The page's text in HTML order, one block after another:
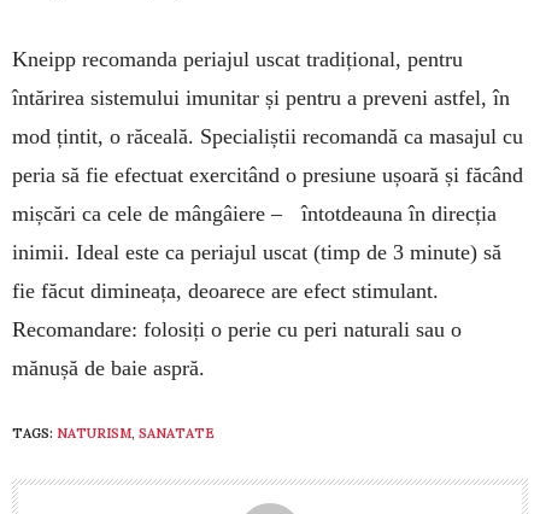
Kneipp recomanda periajul uscat tradițional, pentru
întărirea sistemului imunitar și pentru a pre­veni astfel, în
mod țintit, o răceală. Specialiștii re­comandă ca masajul cu
peria să fie efectuat exerci­tând o presiune ușoară și făcând
mișcări ca cele de mângâiere – întotdeauna în direcția
inimii. Ideal este ca periajul uscat (timp de 3 minute) să
fie făcut di­mi­neața, deoarece are efect stimulant.
Recoman­dare: folosiți o perie cu peri naturali sau o
mănușă de baie aspră.
TAGS: NATURISM, SANATATE